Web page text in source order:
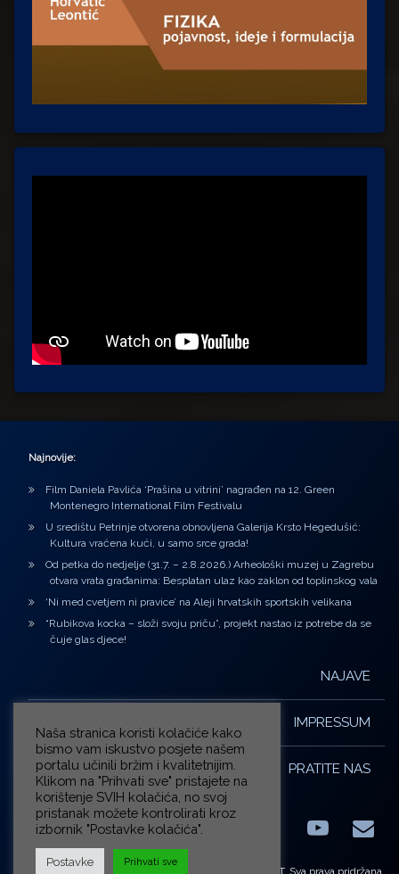
Najnovije:
Film Daniela Pavlića ‘Prašina u vitrini’ nagrađen na 12. Green
Montenegro International Film Festivalu
U središtu Petrinje otvorena obnovljena Galerija Krsto Hegedušić:
Kultura vraćena kući, u samo srce grada!
Od petka do nedjelje (31.7. – 2.8.2026.) Arheološki muzej u Zagrebu
otvara vrata građanima: Besplatan ulaz kao zaklon od toplinskog vala
‘Ni med cvetjem ni pravice’ na Aleji hrvatskih sportskih velikana
“Rubikova kocka – složi svoju priču”, projekt nastao iz potrebe da se
čuje glas djece!
NAJAVE
IMPRESSUM
PRATITE NAS
FacebookLinkedIn E-
© ZG-KULT. Sva prava pridržana.
Naša stranica koristi kolačiće kako
bismo vam iskustvo posjete našem
portalu učinili bržim i kvalitetnijim.
Klikom na "Prihvati sve" pristajete na
korištenje SVIH kolačića, no svoj
pristanak možete kontrolirati kroz
izbornik "Postavke kolačića".
Postavke Prihvati sve